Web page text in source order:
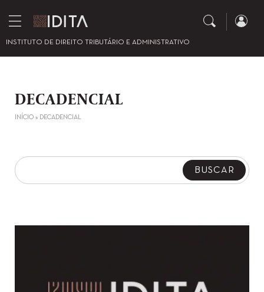
INSTITUTO DE DIREITO TRIBUTÁRIO E ADMINISTRATIVO
DECADENCIAL
INÍCIO » DECADENCIAL